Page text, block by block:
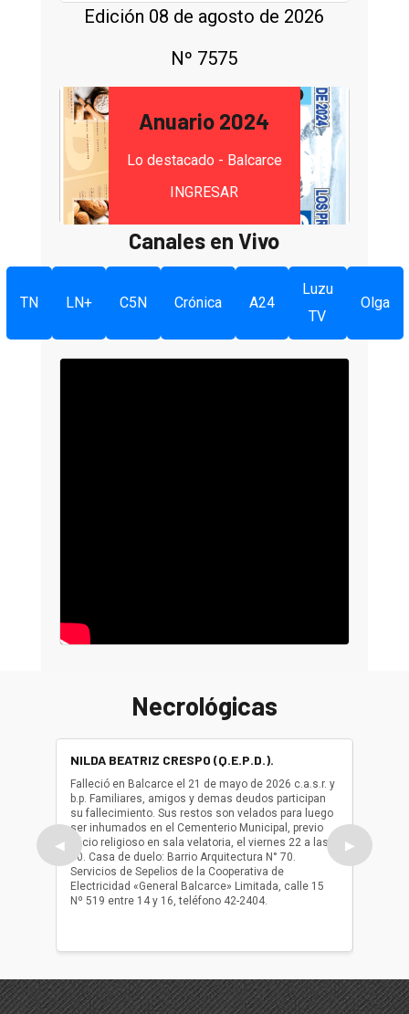
Edición 08 de agosto de 2026
Nº 7575
Anuario 2024
Lo destacado - Balcarce
INGRESAR
Canales en Vivo
TN LN+ C5N Crónica A24
Luzu
TV
Olga
Necrológicas
◀
NILDA BEATRIZ CRESPO (Q.E.P.D.).
Falleció en Balcarce el 21 de mayo de 2026 c.a.s.r. y
b.p. Familiares, amigos y demas deudos participan
su fallecimiento. Sus restos son velados para luego
ser inhumados en el Cementerio Municipal, previo
oficio religioso en sala velatoria, el viernes 22 a las
10. Casa de duelo: Barrio Arquitectura N° 70.
Servicios de Sepelios de la Cooperativa de
Electricidad «General Balcarce» Limitada, calle 15
Nº 519 entre 14 y 16, teléfono 42-2404.
ser
oficio
▶